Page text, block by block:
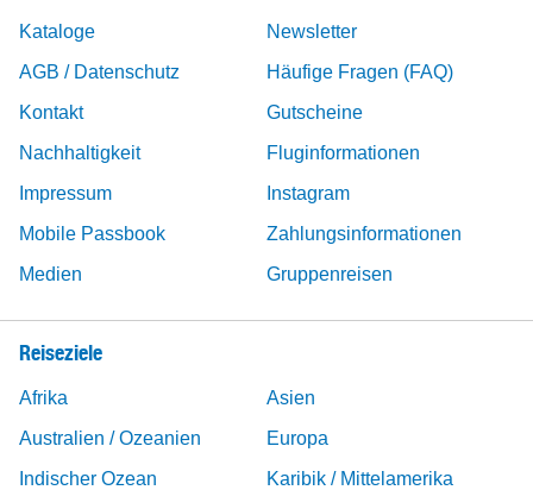
Kataloge
Newsletter
AGB / Datenschutz
Häufige Fragen (FAQ)
Kontakt
Gutscheine
Nachhaltigkeit
Fluginformationen
Impressum
Instagram
Mobile Passbook
Zahlungsinformationen
Medien
Gruppenreisen
Reiseziele
Afrika
Asien
Australien / Ozeanien
Europa
Indischer Ozean
Karibik / Mittelamerika